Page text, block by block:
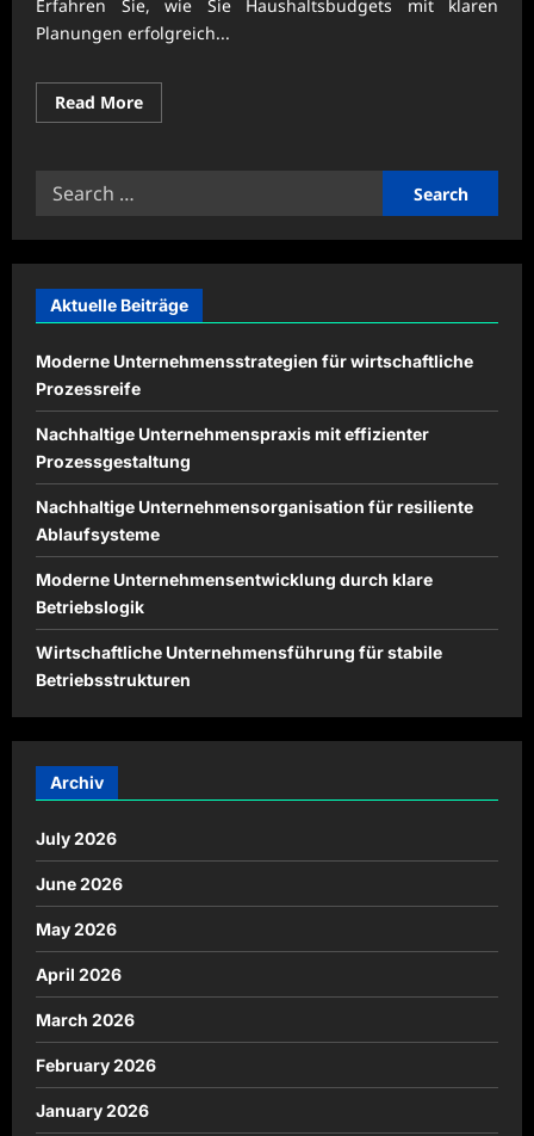
Erfahren Sie, wie Sie Haushaltsbudgets mit klaren
Planungen erfolgreich...
Read MoreRead
more
verwalten
Search
Aktuelle Beiträge
Moderne Unternehmensstrategien für wirtschaftliche
Prozessreife
Nachhaltige Unternehmenspraxis mit effizienter
Prozessgestaltung
Nachhaltige Unternehmensorganisation für resiliente
Ablaufsysteme
Moderne Unternehmensentwicklung durch klare
Betriebslogik
Wirtschaftliche Unternehmensführung für stabile
Betriebsstrukturen
Archiv
July 2026
June 2026
May 2026
April 2026
March 2026
February 2026
January 2026